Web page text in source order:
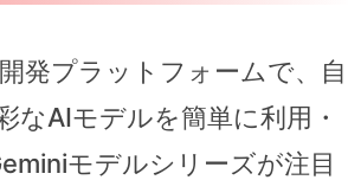
発プラットフォームで、自
なAIモデルを簡単に利用・
モデルシリーズが注目